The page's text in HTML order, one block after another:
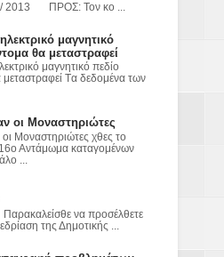
ΠΡΟΣ: Τον κο ...
μαγνητικό
θα μεταστραφεί
μαγνητικό πεδίο
Tα δεδομένα των
οι Μοναστηριώτες
Μοναστηριώτες χθες το
Αντάμωμα καταγομένων
...
να προσέλθετε
της Δημοτικής ...